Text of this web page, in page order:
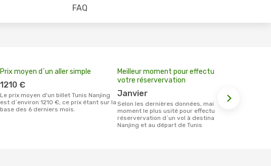
FAQ
Prix moyen d´un aller simple
1210 €
Le prix moyen d'un billet Tunis Nanjing
est d´environ 1210 €, ce prix étant sur la
base des 6 derniers mois.
Meilleur moment pour effectuer
votre réservervation
janvier
Selon les dernières données, mai est le
moment le plus usité pour effectuer la
réservervation d´un vol à destination de
Nanjing et au départ de Tunis